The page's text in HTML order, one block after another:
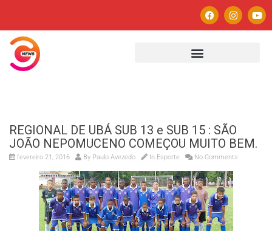
REGIONAL DE UBÁ SUB 13 e SUB 15 : SÃO
JOÃO NEPOMUCENO COMEÇOU MUITO BEM.
fevereiro 21, 2016 By Paulo Avezedo In Esporte No Comments